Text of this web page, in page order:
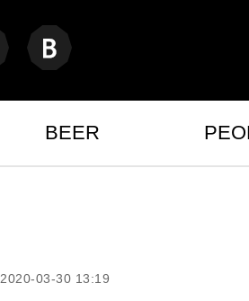
BEER
2020-03-30 13:19